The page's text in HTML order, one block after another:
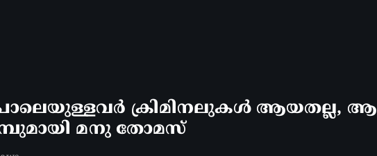
ക്രിമിനലുകൾ ആയതല്ല,
മനു തോമസ്